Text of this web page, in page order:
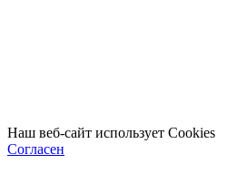
Наш веб-сайт использует Cookies
Согласен